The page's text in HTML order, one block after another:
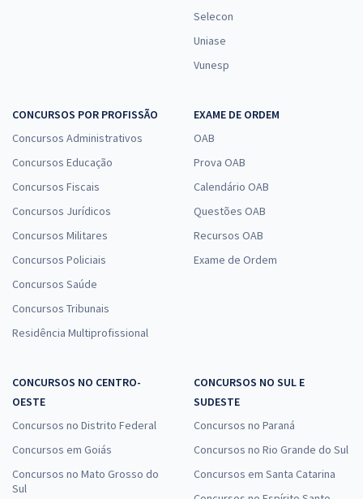
Selecon
Uniase
Vunesp
CONCURSOS POR PROFISSÃO
Concursos Administrativos
Concursos Educação
Concursos Fiscais
Concursos Jurídicos
Concursos Militares
Concursos Policiais
Concursos Saúde
Concursos Tribunais
Residência Multiprofissional
EXAME DE ORDEM
OAB
Prova OAB
Calendário OAB
Questões OAB
Recursos OAB
Exame de Ordem
CONCURSOS NO CENTRO-
OESTE
Concursos no Distrito Federal
Concursos em Goiás
Concursos no Mato Grosso do
Sul
CONCURSOS NO SUL E
SUDESTE
Concursos no Paraná
Concursos no Rio Grande do Sul
Concursos em Santa Catarina